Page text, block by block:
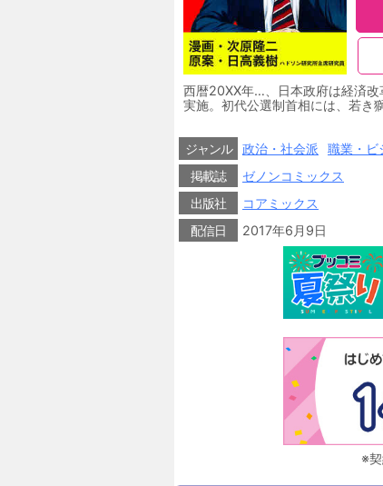
西暦20XX年…、日本政府は経済改
実施。初代公選制首相には、若き
べき紛争が進行していた。朝鮮
には難問が立ちはだかった。いよ
マがここに始まる！
ジャンル
政治・社会派
職業・ビ
掲載誌
ゼノンコミックス
出版社
コアミックス
配信日
2017年6月9日
※